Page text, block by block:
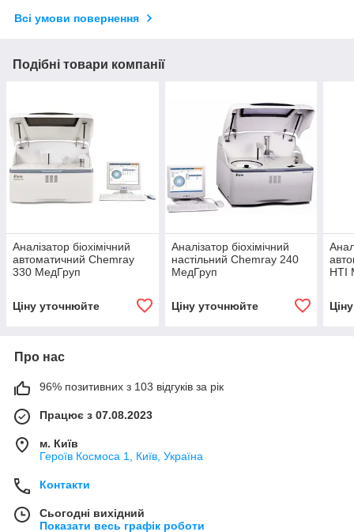
Всі умови повернення
Подібні товари компанії
Аналізатор біохімічний
автоматичний Chemray
330 МедГруп
Ціну уточнюйте
Аналізатор біохімічний
настільний Chemray 240
МедГруп
Ціну уточнюйте
HTI
Про нас
96% позитивних з 103 відгуків за рік
Працює з 07.08.2023
м. Київ
Героїв Космоса 1, Київ, Україна
Контакти
Сьогодні вихідний
Показати весь графік роботи